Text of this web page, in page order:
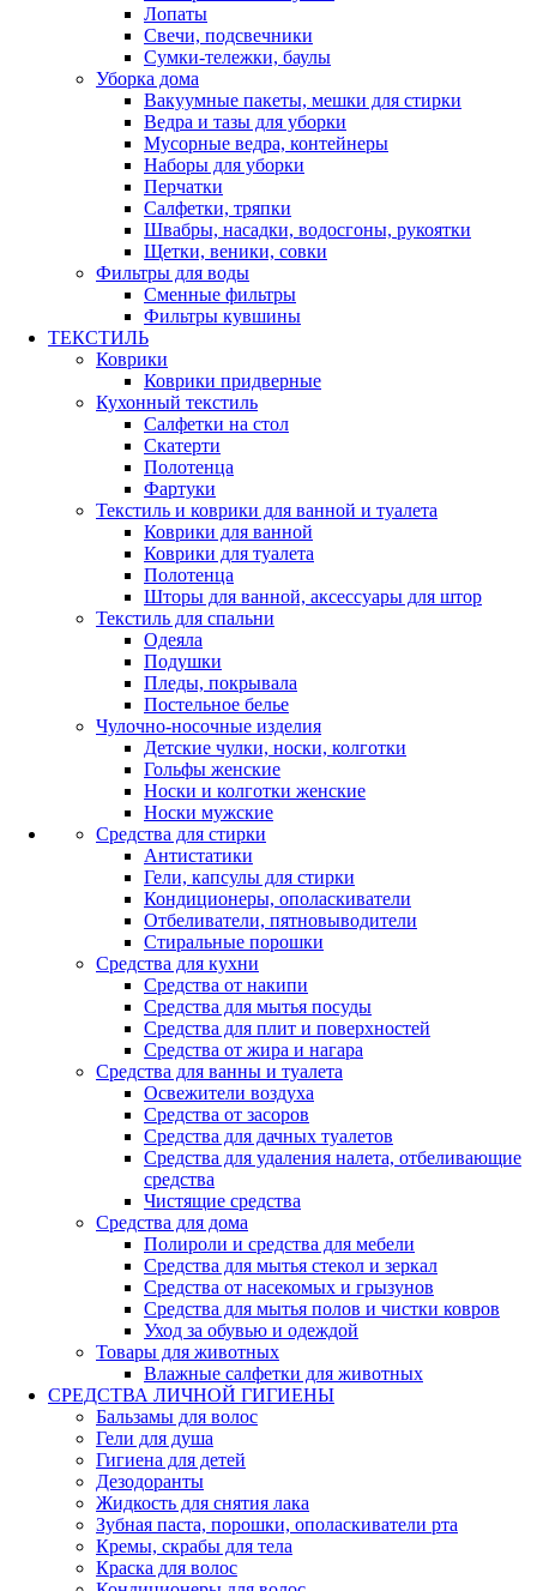
Лопаты
Свечи, подсвечники
Сумки-тележки, баулы
Уборка дома
Вакуумные пакеты, мешки для стирки
Ведра и тазы для уборки
Мусорные ведра, контейнеры
Наборы для уборки
Перчатки
Салфетки, тряпки
Швабры, насадки, водосгоны, рукоятки
Щетки, веники, совки
Фильтры для воды
Сменные фильтры
Фильтры кувшины
ТЕКСТИЛЬ
Коврики
Коврики придверные
Кухонный текстиль
Салфетки на стол
Скатерти
Полотенца
Фартуки
Текстиль и коврики для ванной и туалета
Коврики для ванной
Коврики для туалета
Полотенца
Шторы для ванной, аксессуары для штор
Текстиль для спальни
Одеяла
Подушки
Пледы, покрывала
Постельное белье
Чулочно-носочные изделия
Детские чулки, носки, колготки
Гольфы женские
Носки и колготки женские
Носки мужские
Средства для стирки
Антистатики
Гели, капсулы для стирки
Кондиционеры, ополаскиватели
Отбеливатели, пятновыводители
Стиральные порошки
Средства для кухни
Средства от накипи
Средства для мытья посуды
Средства для плит и поверхностей
Средства от жира и нагара
Средства для ванны и туалета
Освежители воздуха
Средства от засоров
Средства для дачных туалетов
Средства для удаления налета, отбеливающие
средства
Чистящие средства
Средства для дома
Полироли и средства для мебели
Средства для мытья стекол и зеркал
Средства от насекомых и грызунов
Средства для мытья полов и чистки ковров
Уход за обувью и одеждой
Товары для животных
Влажные салфетки для животных
СРЕДСТВА ЛИЧНОЙ ГИГИЕНЫ
Бальзамы для волос
Гели для душа
Гигиена для детей
Дезодоранты
Жидкость для снятия лака
Зубная паста, порошки, ополаскиватели рта
Кремы, скрабы для тела
Краска для волос